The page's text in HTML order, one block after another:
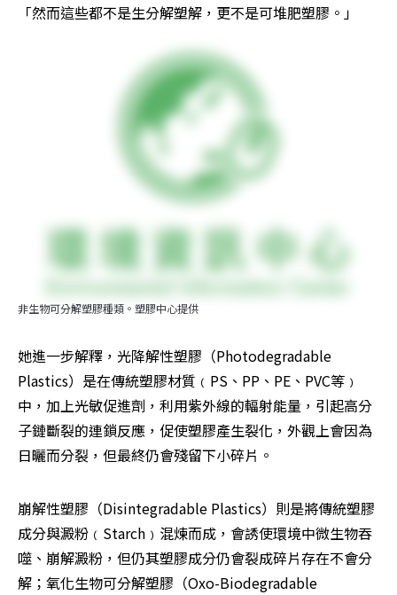
「然而這些都不是生分解塑解，更不是可堆肥塑膠。」
非生物可分解塑膠種類。塑膠中心提供
她進一步解釋，光降解性塑膠（Photodegradable
Plastics）是在傳統塑膠材質﹙PS、PP、PE、PVC等﹚
中，加上光敏促進劑，利用紫外線的輻射能量，引起高分
子鏈斷裂的連鎖反應，促使塑膠產生裂化，外觀上會因為
日曬而分裂，但最終仍會殘留下小碎片。
崩解性塑膠（Disintegradable Plastics）則是將傳統塑膠
成分與澱粉﹙Starch﹚混煉而成，會誘使環境中微生物吞
噬、崩解澱粉，但仍其塑膠成分仍會裂成碎片存在不會分
解；氧化生物可分解塑膠（Oxo-Biodegradable